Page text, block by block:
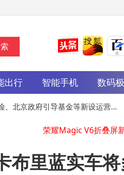
出行 智能手机 数码
北京政府引导基金等新设运营管
布里蓝实车